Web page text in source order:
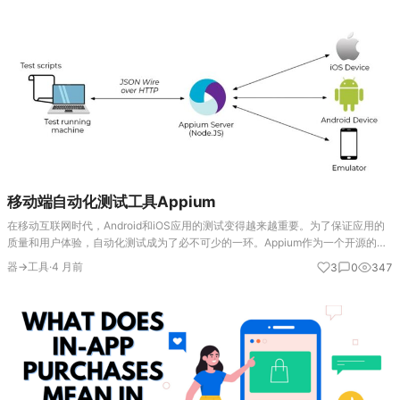
移动端自动化测试工具Appium
在移动互联网时代，Android和iOS应用的测试变得越来越重要。为了保证应用的
质量和用户体验，自动化测试成为了必不可少的一环。Appium作为一个开源的移
动端自动化测试框架，为开发者和测试工程师提供了强大的工具来自动化测试
Android和…
器→工具·4 月前 3 0 347